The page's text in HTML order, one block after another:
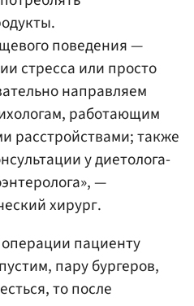
поведения —
стресса или просто
направляем
работающим
расстройствами; также
у диетолога-
—
хирург.
пациенту
пару бургеров,
то после